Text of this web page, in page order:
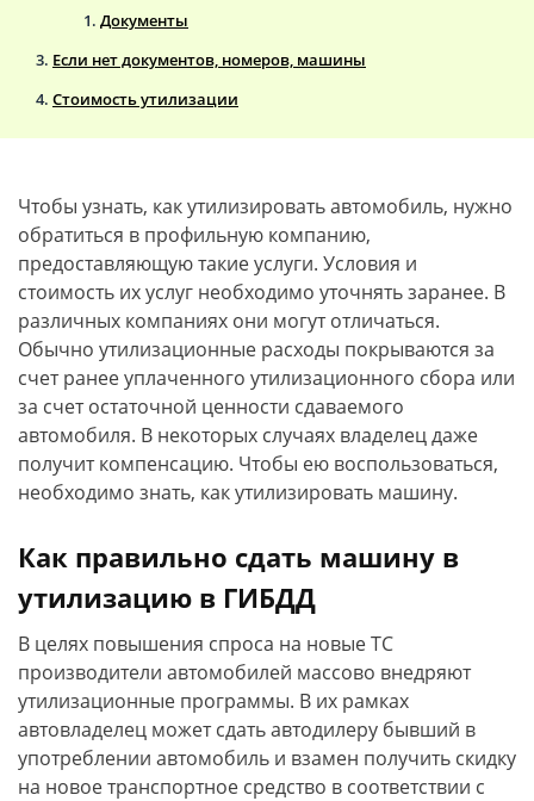
Документы
Если нет документов, номеров, машины
Стоимость утилизации
Чтобы узнать, как утилизировать автомобиль, нужно
обратиться в профильную компанию,
предоставляющую такие услуги. Условия и
стоимость их услуг необходимо уточнять заранее. В
различных компаниях они могут отличаться.
Обычно утилизационные расходы покрываются за
счет ранее уплаченного утилизационного сбора или
за счет остаточной ценности сдаваемого
автомобиля. В некоторых случаях владелец даже
получит компенсацию. Чтобы ею воспользоваться,
необходимо знать, как утилизировать машину.
Как правильно сдать машину в
утилизацию в ГИБДД
В целях повышения спроса на новые ТС
производители автомобилей массово внедряют
утилизационные программы. В их рамках
автовладелец может сдать автодилеру бывший в
употреблении автомобиль и взамен получить скидку
на новое транспортное средство в соответствии с